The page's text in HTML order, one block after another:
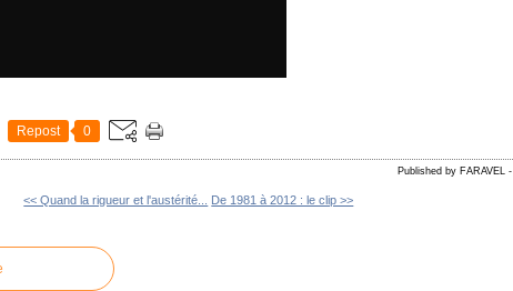
Repost 0
Published by FARAVEL -
<< Quand la rigueur et l'austérité... De 1981 à 2012 : le clip >>